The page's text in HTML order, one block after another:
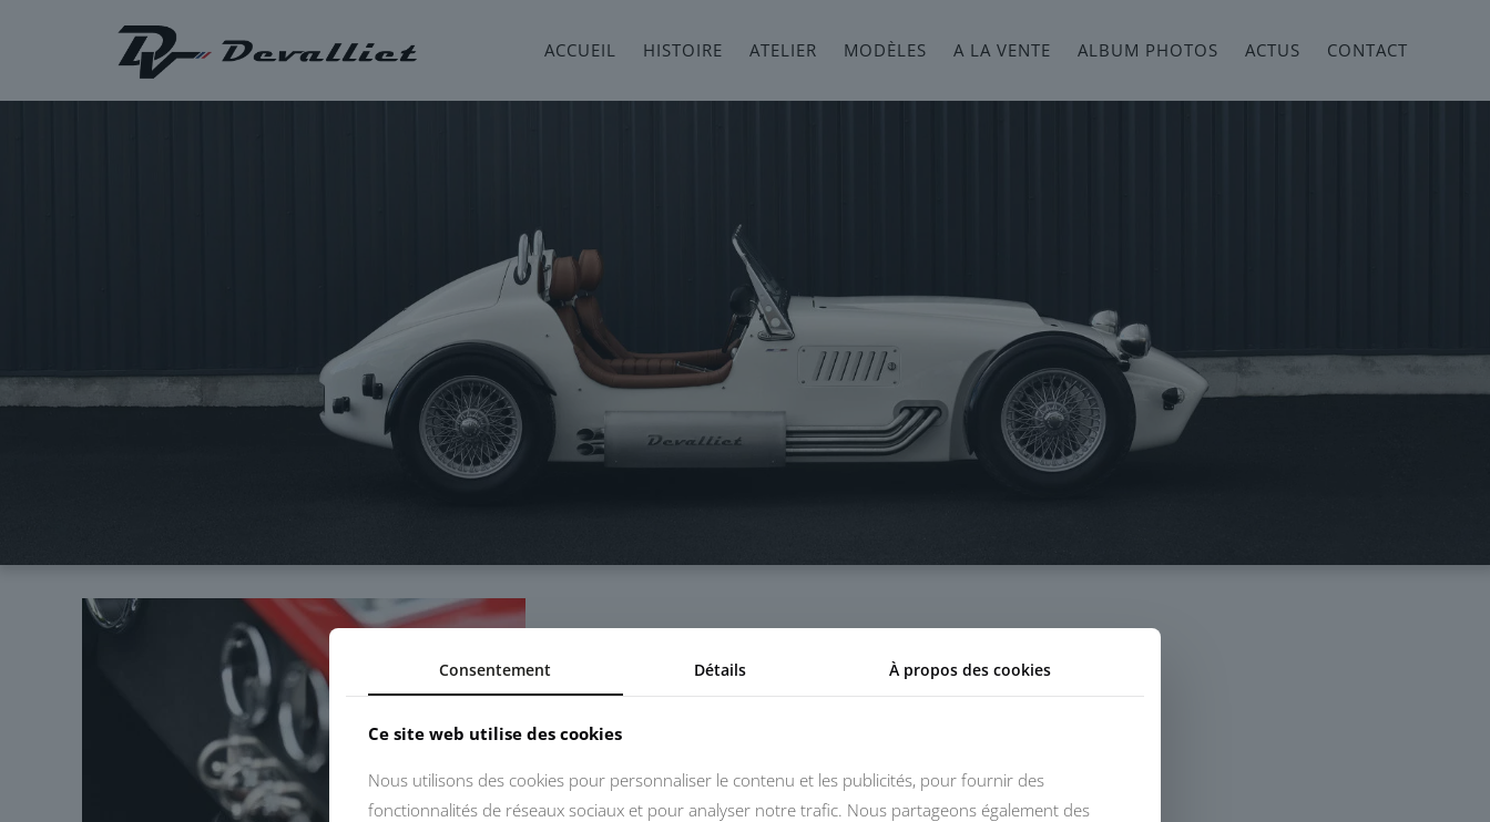
ACCUEIL HISTOIRE ATELIER MODÈLES A LA VENTE ALBUM PHOTOS ACTUS CONTACT
Consentement Détails À propos des cookies
Ce site web utilise des cookies
Nous utilisons des cookies pour personnaliser le contenu et les publicités, pour fournir des
fonctionnalités de réseaux sociaux et pour analyser notre trafic. Nous partageons également des